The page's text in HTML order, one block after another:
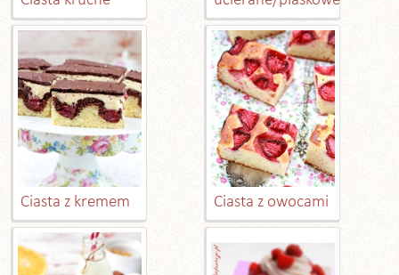
Ciasta z kremem Ciasta z owocami